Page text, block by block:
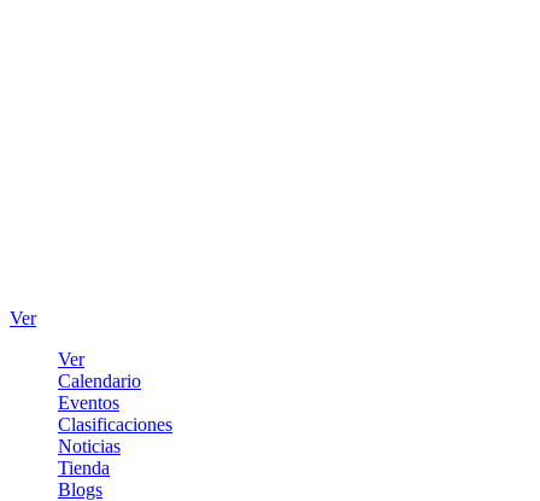
Ver
Ver
Calendario
Eventos
Clasificaciones
Noticias
Tienda
Blogs